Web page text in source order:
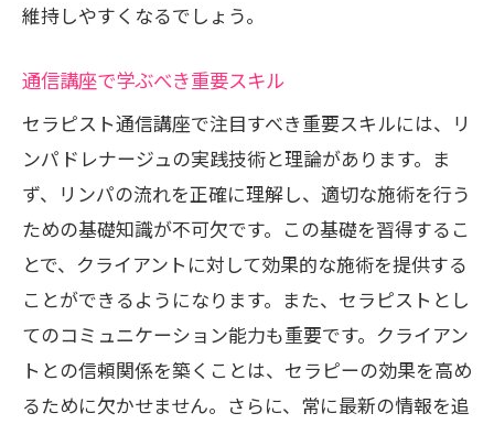
維持しやすくなるでしょう。
通信講座で学ぶべき重要スキル
セラピスト通信講座で注目すべき重要スキルには、リ
ンパドレナージュの実践技術と理論があります。ま
ず、リンパの流れを正確に理解し、適切な施術を行う
ための基礎知識が不可欠です。この基礎を習得するこ
とで、クライアントに対して効果的な施術を提供する
ことができるようになります。また、セラピストとし
てのコミュニケーション能力も重要です。クライアン
トとの信頼関係を築くことは、セラピーの効果を高め
るために欠かせません。さらに、常に最新の情報を追